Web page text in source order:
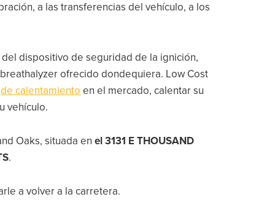
a las transferencias del vehículo, a los
dispositivo de seguridad de la ignición,
ofrecido dondequiera. Low Cost
de calentamiento en el mercado, calentar su
vehículo.
Oaks, situada enel 3131 E THOUSAND
.
a volver a la carretera.